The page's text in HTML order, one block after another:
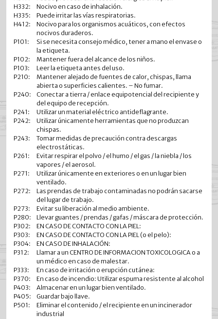
H332:
Nocivo en caso de inhalación.
H335:
Puede irritar las vías respiratorias.
H412:
Nocivo para los organismos acuáticos, con efectos
nocivos duraderos.
P101:
Si se necesita consejo médico, tener a mano el envase o
la etiqueta.
P102:
Mantener fuera del alcance de los niños.
P103:
Leer la etiqueta antes del uso.
P210:
Mantener alejado de fuentes de calor, chispas, llama
abierta o superficies calientes. – No fumar.
P240:
Conectar a tierra / enlace equipotencial del recipiente y
del equipo de recepción.
P241:
Utilizar un material eléctrico antideflagrante.
P242:
Utilizar únicamente herramientas que no produzcan
chispas.
P243:
Tomar medidas de precaución contra descargas
electrostáticas.
P261:
Evitar respirar el polvo / el humo / el gas / la niebla / los
vapores / el aerosol.
P271:
Utilizar únicamente en exteriores o en un lugar bien
ventilado.
P272:
Las prendas de trabajo contaminadas no podrán sacarse
del lugar de trabajo.
P273:
Evitar su liberación al medio ambiente.
P280:
Llevar guantes / prendas / gafas / máscara de protección.
P302:
EN CASO DE CONTACTO CON LA PIEL:
P303:
EN CASO DE CONTACTO CON LA PIEL (o el pelo):
P304:
EN CASO DE INHALACIÓN:
P312:
Llamar a un CENTRO DE INFORMACION TOXICOLOGICA o a
un médico en caso de malestar.
P333:
En caso de irritación o erupción cutánea:
P370:
En caso de incendio: Utilizar espuma resistente al alcohol
P403:
Almacenar en un lugar bien ventilado.
P405:
Guardar bajo llave.
P501:
Eliminar el contenido / el recipiente en un incinerador
industrial